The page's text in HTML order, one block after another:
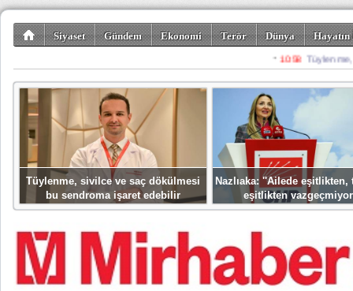
Siyaset Gündem Ekonomi Terör Dünya
Spor Misafir
Tüylenme, sivilce ve saç dökülmesi
bu sendroma işaret edebilir
Nazlıaka: ''Ailede eşitlikten,
eşitlikten